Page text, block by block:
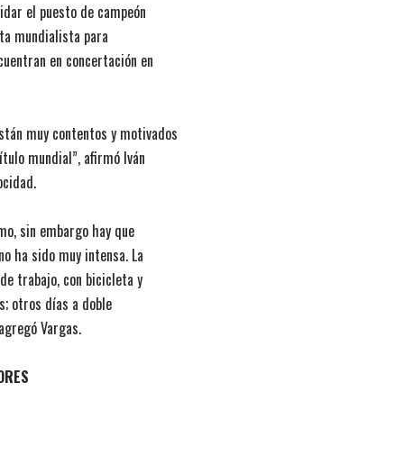
el puesto de campeón
mundialista para
en concertación en
muy contentos y motivados
mundial”, afirmó Iván
sin embargo hay que
ha sido muy intensa. La
trabajo, con bicicleta y
otros días a doble
Vargas.